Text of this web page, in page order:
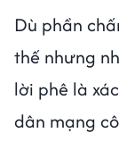
Dù phần
thế nhưng
lời phê là
dân mạng